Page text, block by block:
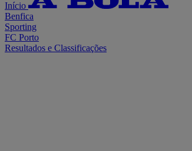
Início
Benfica
Sporting
FC Porto
Resultados e Classificações